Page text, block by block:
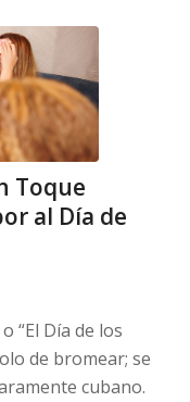
Toque
al Día de
“El Día de los
de bromear; se
cubano.